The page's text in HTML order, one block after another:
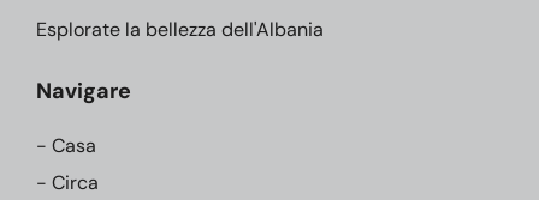
Esplorate la bellezza dell'Albania
Navigare
- Casa
- Circa